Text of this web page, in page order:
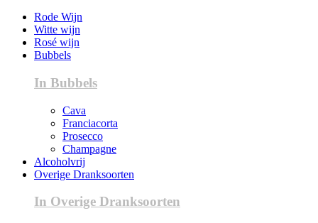
Rode Wijn
Witte wijn
Rosé wijn
Bubbels
In Bubbels
Cava
Franciacorta
Prosecco
Champagne
Alcoholvrij
Overige Dranksoorten
In Overige Dranksoorten